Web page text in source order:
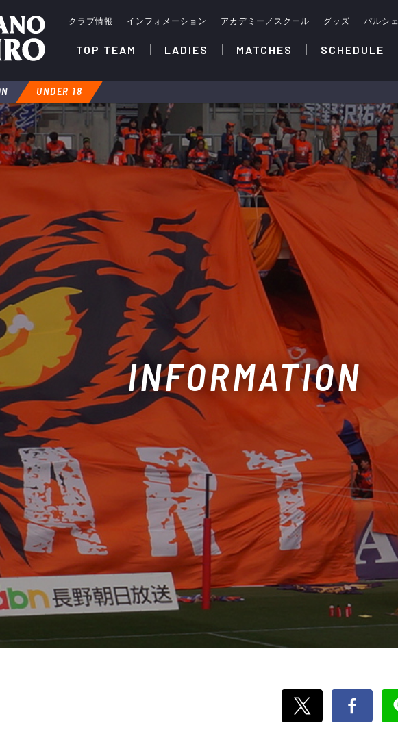
クラブ情報 インフォメーション アカデミー／スクール グッズ パルシェ
TOP TEAM LADIES MATCHES SCHEDULE
UNDER 18
INFORMATION